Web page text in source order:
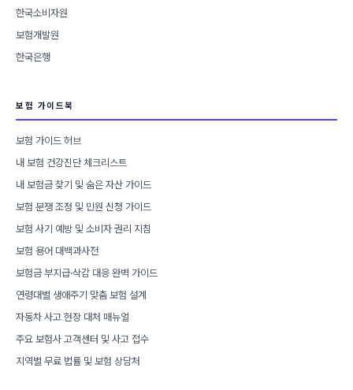
한국소비자원
보험개발원
한국은행
보험 가이드북
보험 가이드 허브
내 보험 건강진단 체크리스트
내 보험금 찾기 및 숨은 자산 가이드
보험 분쟁 조정 및 민원 신청 가이드
보험 사기 예방 및 소비자 권리 지침
보험 용어 대백과사전
보험금 부지급·삭감 대응 완벽 가이드
연령대별 생애주기 맞춤 보험 설계
자동차 사고 현장 대처 매뉴얼
주요 보험사 고객센터 및 사고 접수
지역별 무료 법률 및 보험 상담처